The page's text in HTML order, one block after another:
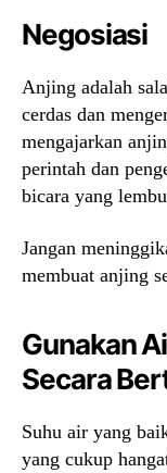
Negosiasi
Anjing adalah
cerdas dan
mengajarkan
perintah dan
bicara yang
Jangan
membuat anjing
Gunakan
Secara
Suhu air yang
yang cukup